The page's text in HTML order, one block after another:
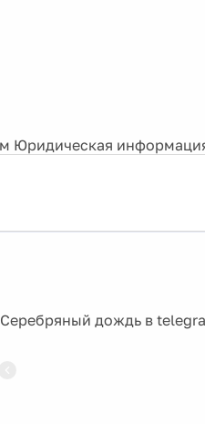
Юридическая